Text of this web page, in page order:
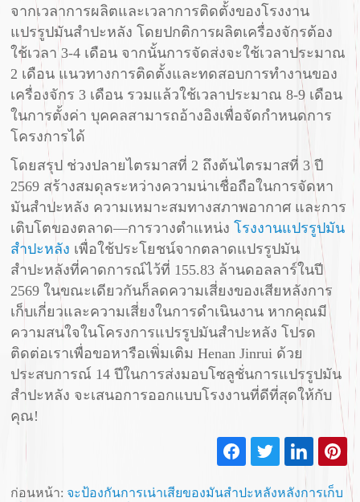
จากเวลาการผลิตและเวลาการติดตั้งของโรงงาน
แปรรูปมันสำปะหลัง โดยปกติการผลิตเครื่องจักรต้อง
ใช้เวลา 3-4 เดือน จากนั้นการจัดส่งจะใช้เวลาประมาณ
2 เดือน แนวทางการติดตั้งและทดสอบการทำงานของ
เครื่องจักร 3 เดือน รวมแล้วใช้เวลาประมาณ 8-9 เดือน
ในการตั้งค่า บุคคลสามารถอ้างอิงเพื่อจัดกำหนดการ
โครงการได้
โดยสรุป ช่วงปลายไตรมาสที่ 2 ถึงต้นไตรมาสที่ 3 ปี
2569 สร้างสมดุลระหว่างความน่าเชื่อถือในการจัดหา
มันสำปะหลัง ความเหมาะสมทางสภาพอากาศ และการ
เติบโตของตลาด—การวางตำแหน่งโรงงานแปรรูปมัน
สำปะหลัง เพื่อใช้ประโยชน์จากตลาดแปรรูปมัน
สำปะหลังที่คาดการณ์ไว้ที่ 155.83 ล้านดอลลาร์ในปี
2569 ในขณะเดียวกันก็ลดความเสี่ยงของเสียหลังการ
เก็บเกี่ยวและความเสี่ยงในการดำเนินงาน หากคุณมี
ความสนใจในโครงการแปรรูปมันสำปะหลัง โปรด
ติดต่อเราเพื่อขอหารือเพิ่มเติม Henan Jinrui ด้วย
ประสบการณ์ 14 ปีในการส่งมอบโซลูชั่นการแปรรูปมัน
สำปะหลัง จะเสนอการออกแบบโรงงานที่ดีที่สุดให้กับ
คุณ!
ก่อนหน้า: จะป้องกันการเน่าเสียของมันสำปะหลังหลังการเก็บ